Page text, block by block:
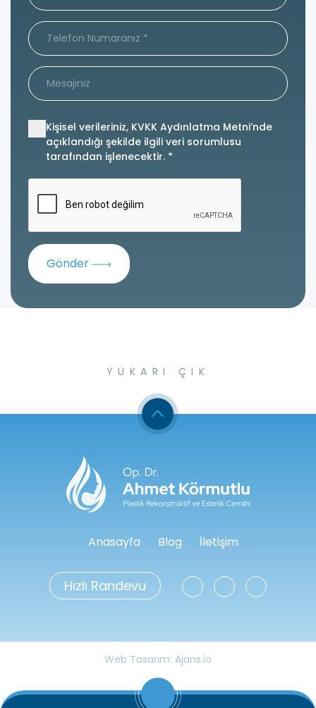
Kişisel verileriniz, KVKK Aydınlatma Metni’nde
açıklandığı şekilde ilgili veri sorumlusu
tarafından işlenecektir. *
Gönder
YUKARI ÇIK
Anasayfa Blog İletişim
Hızlı Randevu
Web Tasarım: Ajans.io